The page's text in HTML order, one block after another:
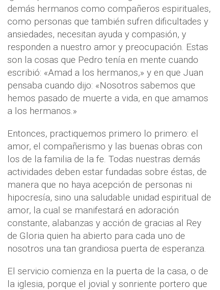
demás hermanos como compañeros espirituales,
como personas que también sufren dificultades y
ansiedades, necesitan ayuda y compasión, y
responden a nuestro amor y preocupación. Estas
son la cosas que Pedro tenía en mente cuando
escribió: «Amad a los hermanos,» y en que Juan
pensaba cuando dijo: «Nosotros sabemos que
hemos pasado de muerte a vida, en que amamos
a los hermanos.»
Entonces, practiquemos primero lo primero: el
amor, el compañerismo y las buenas obras con
los de la familia de la fe. Todas nuestras demás
actividades deben estar fundadas sobre éstas, de
manera que no haya acepción de personas ni
hipocresía, sino una saludable unidad espiritual de
amor, la cual se manifestará en adoración
constante, alabanzas y acción de gracias al Rey
de Gloria quien ha abierto para cada uno de
nosotros una tan grandiosa puerta de esperanza.
El servicio comienza en la puerta de la casa, o de
la iglesia, porque el jovial y sonriente portero que